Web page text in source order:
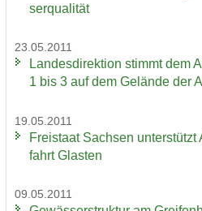
ser­qua­li­tät
23.05.2011
Lan­des­di­rek­ti­on stimmt dem
1 bis 3 auf dem Ge­län­de der
19.05.2011
Frei­staat Sach­sen
fahrt Glas­ten
09.05.2011